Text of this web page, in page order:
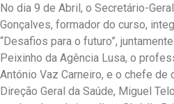
No dia 9 de Abril, o Secretário-
Gonçalves, formador do curso,
“Desafios para o futuro”,
Peixinho da Agência Lusa, o
António Vaz Carneiro, e o chefe de
Direção Geral da Saúde, Miguel